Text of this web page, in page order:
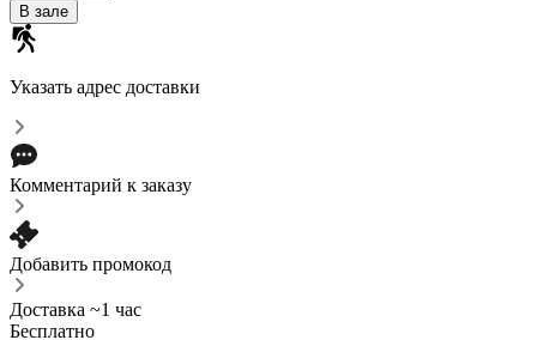
В зале
Указать адрес доставки
Комментарий к заказу
Добавить промокод
Доставка ~1 час
Бесплатно